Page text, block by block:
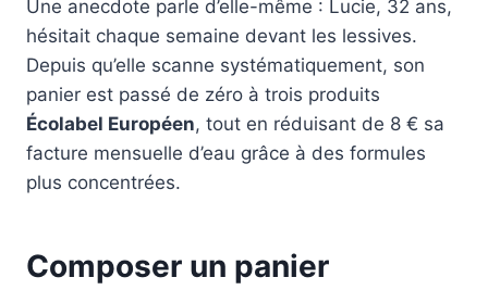
Une anecdote parle d’elle-même : Lucie, 32 ans,
hésitait chaque semaine devant les lessives.
Depuis qu’elle scanne systématiquement, son
panier est passé de zéro à trois produits
Écolabel Européen, tout en réduisant de 8 € sa
facture mensuelle d’eau grâce à des formules
plus concentrées.
Composer un panier